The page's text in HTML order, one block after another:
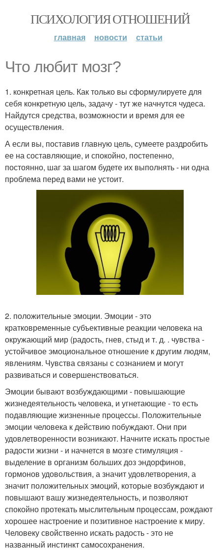
ПСИХОЛОГИЯ ОТНОШЕНИЙ
главная новости статьи
Что любит мозг?
1. конкретная цель. Как только вы сформулируете для
себя конкретную цель, задачу - тут же начнутся чудеса.
Найдутся средства, возможности и время для ее
осуществления.
А если вы, поставив главную цель, сумеете раздробить
ее на составляющие, и спокойно, постепенно,
постоянно, шаг за шагом будете их выполнять - ни одна
проблема перед вами не устоит.
2. положительные эмоции. Эмоции - это
кратковременные субъективные реакции человека на
окружающий мир (радость, гнев, стыд и т. д. . чувства -
устойчивое эмоциональное отношение к другим людям,
явлениям. Чувства связаны с сознанием и могут
развиваться и совершенствоваться.
Эмоции бывают возбуждающими - повышающие
жизнедеятельность человека, и угнетающие - то есть
подавляющие жизненные процессы. Положительные
эмоции человека к действию побуждают. Они при
удовлетворенности возникают. Начните искать простые
радости жизни - и начнется в мозге стимуляция -
выделение в организм больших доз эндорфинов,
гормонов удовольствия, а значит удовлетворения, а
значит положительных эмоций, которые возбуждают и
повышают вашу жизнедеятельность, и позволяют
спокойно протекать мыслительным процессам, рождают
хорошее настроение и позитивное настроение к миру.
Человеку свойственно искать радость - это не
названный инстинкт самосохранения.